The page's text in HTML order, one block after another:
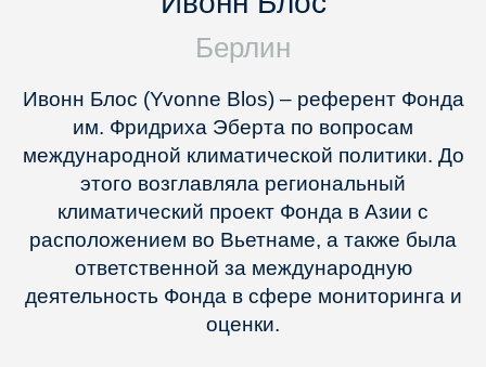
Берлин
Ивонн Блос (Yvonne Blos) – референт Фонда
им. Фридриха Эберта по вопросам
международной климатической политики. До
этого возглавляла региональный
климатический проект Фонда в Азии с
расположением во Вьетнаме, а также была
ответственной за международную
деятельность Фонда в сфере мониторинга и
оценки.